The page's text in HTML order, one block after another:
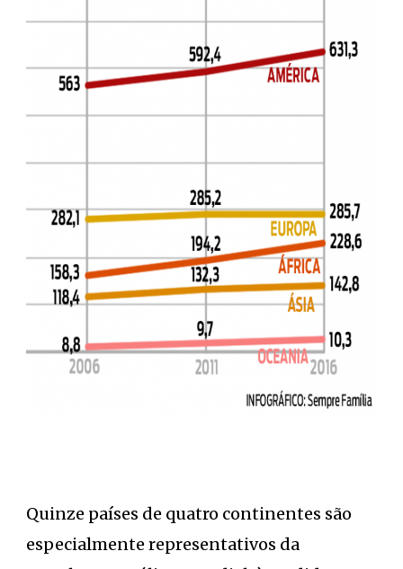
Quinze países de quatro continentes são
especialmente representativos da